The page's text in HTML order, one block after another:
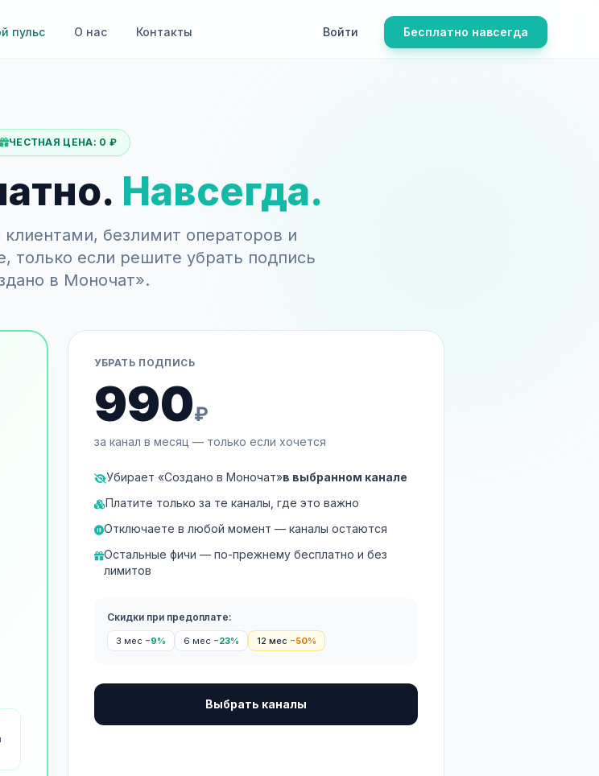
пульс О нас Контакты Войти Бесплатно навсегда
ЧЕСТНАЯ ЦЕНА: 0 ₽
Навсегда.
безлимит операторов и
только если решите убрать подпись
в Моночат».
УБРАТЬ ПОДПИСЬ
990₽
за канал в месяц — только если хочется
Убирает «Создано в Моночат»в выбранном канале
Платите только за те каналы, где это важно
Отключаете в любой момент — каналы остаются
Остальные фичи — по-прежнему бесплатно и без
лимитов
Скидки при предоплате:
3 мес −9% 6 мес −23% 12 мес −50%
Выбрать каналы